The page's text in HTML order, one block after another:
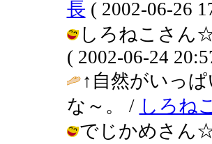
長 ( 2002-06-26
しろねこさん
( 2002-06-24
↑自然がいっ
な～。 / しろねこ
でじかめさん